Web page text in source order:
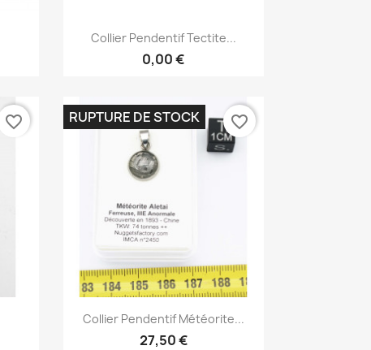
Aperçu rapide
Collier Pendentif Tectite...
0,00 €
favorite_border
Aperçu rapide
Collier Pendentif Météorite...
27,50 €
RUPTURE DE STOCK favorite_border